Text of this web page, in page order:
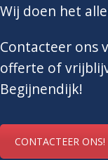
Wij doen het
Contacteer ons
offerte of
Begijnendijk!
CONTACTEER ONS!